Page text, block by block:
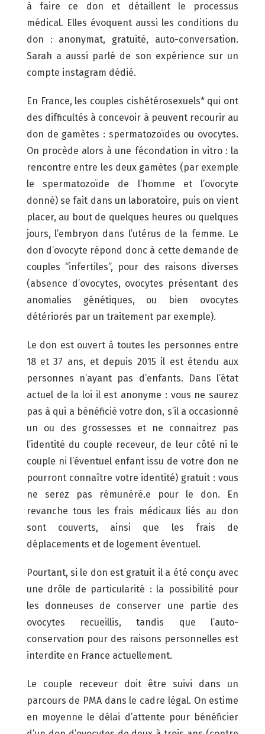
à faire ce don et détaillent le processus
médical. Elles évoquent aussi les conditions du
don : anonymat, gratuité, auto-conversation.
Sarah a aussi parlé de son expérience sur un
compte instagram dédié.
En France, les couples cishétérosexuels* qui ont
des difficultés à concevoir à peuvent recourir au
don de gamètes : spermatozoïdes ou ovocytes.
On procède alors à une fécondation in vitro : la
rencontre entre les deux gamètes (par exemple
le spermatozoïde de l’homme et l’ovocyte
donné) se fait dans un laboratoire, puis on vient
placer, au bout de quelques heures ou quelques
jours, l’embryon dans l’utérus de la femme. Le
don d’ovocyte répond donc à cette demande de
couples “infertiles”, pour des raisons diverses
(absence d’ovocytes, ovocytes présentant des
anomalies génétiques, ou bien ovocytes
détériorés par un traitement par exemple).
Le don est ouvert à toutes les personnes entre
18 et 37 ans, et depuis 2015 il est étendu aux
personnes n’ayant pas d’enfants. Dans l’état
actuel de la loi il est anonyme : vous ne saurez
pas à qui a bénéficié votre don, s’il a occasionné
un ou des grossesses et ne connaitrez pas
l’identité du couple receveur, de leur côté ni le
couple ni l’éventuel enfant issu de votre don ne
pourront connaître votre identité) gratuit : vous
ne serez pas rémunéré.e pour le don. En
revanche tous les frais médicaux liés au don
sont couverts, ainsi que les frais de
déplacements et de logement éventuel.
Pourtant, si le don est gratuit il a été conçu avec
une drôle de particularité : la possibilité pour
les donneuses de conserver une partie des
ovocytes recueillis, tandis que l’auto-
conservation pour des raisons personnelles est
interdite en France actuellement.
Le couple receveur doit être suivi dans un
parcours de PMA dans le cadre légal. On estime
en moyenne le délai d’attente pour bénéficier